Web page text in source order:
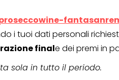
i tuoi dati personali
finale dei premi in
sola in tutto il periodo.